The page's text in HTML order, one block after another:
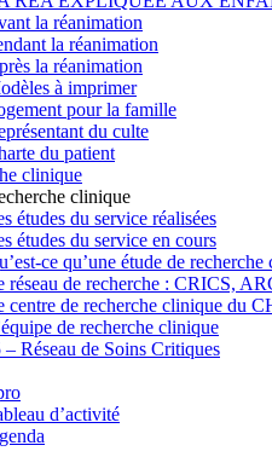
la réanimation
la réanimation
la réanimation
à imprimer
pour la famille
du culte
du patient
clinique
clinique
études du service réalisées
études du service en cours
ce qu’une étude de
réseau de recherche : CRICS,
centre de recherche clinique du
de recherche clinique
Réseau de Soins Critiques
d’activité